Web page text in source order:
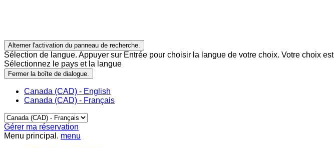
Alterner l'activation du panneau de recherche.
Sélection de langue. Appuyer sur Entrée pour choisir la langue de votre choix. Votre choix est
Sélectionnez le pays et la langue
Fermer la boîte de dialogue.
Canada (CAD) - English
Canada (CAD) - Français
Gérer ma réservation
Menu principal. menu